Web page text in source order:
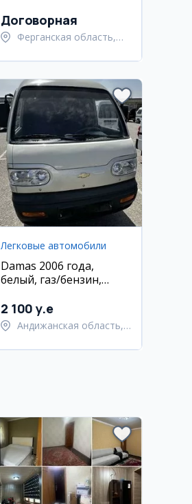
Договорная
Ферганская область,
Легковые автомобили
Damas 2006 года,
белый, газ/бензин,
2 100 y.e
Андижанская область,